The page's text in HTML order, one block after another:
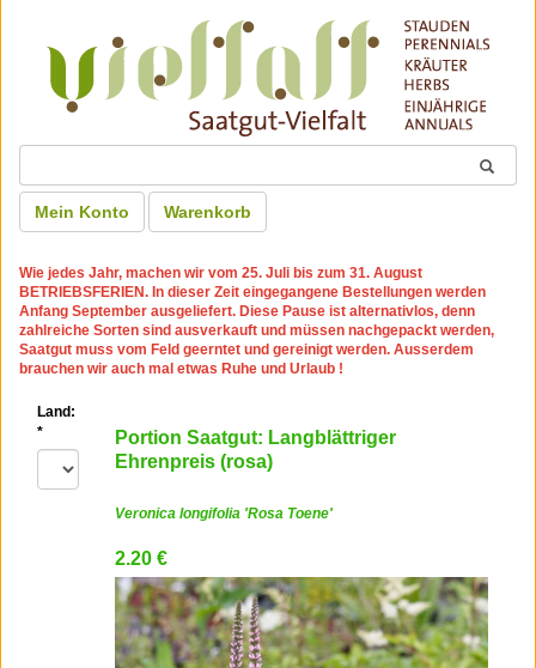
Mein Konto Warenkorb
Wie jedes Jahr, machen wir vom 25. Juli bis zum 31. August
BETRIEBSFERIEN. In dieser Zeit eingegangene Bestellungen werden
Anfang September ausgeliefert. Diese Pause ist alternativlos, denn
zahlreiche Sorten sind ausverkauft und müssen nachgepackt werden,
Saatgut muss vom Feld geerntet und gereinigt werden. Ausserdem
brauchen wir auch mal etwas Ruhe und Urlaub !
Land:
*
Portion Saatgut: Langblättriger
Ehrenpreis (rosa)
Veronica longifolia 'Rosa Toene'
2.20 €